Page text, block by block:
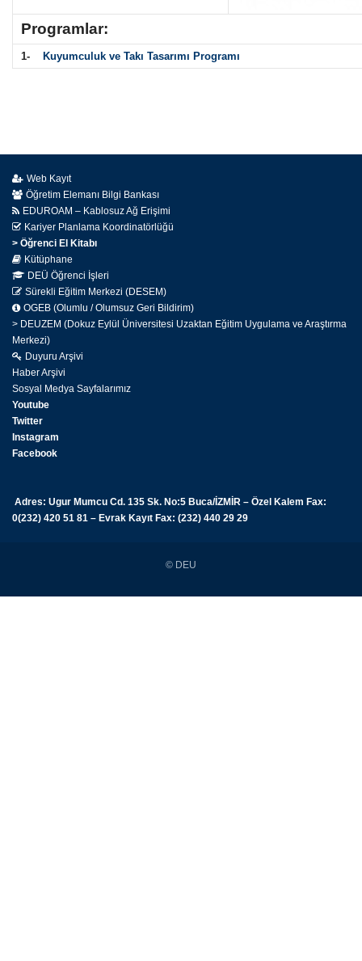
Programlar:
1- Kuyumculuk ve Takı Tasarımı Programı
Web Kayıt
Öğretim Elemanı Bilgi Bankası
EDUROAM – Kablosuz Ağ Erişimi
Kariyer Planlama Koordinatörlüğü
> Öğrenci El Kitabı
Kütüphane
DEÜ Öğrenci İşleri
Sürekli Eğitim Merkezi (DESEM)
OGEB (Olumlu / Olumsuz Geri Bildirim)
> DEUZEM (Dokuz Eylül Üniversitesi Uzaktan Eğitim Uygulama ve Araştırma
Merkezi)
Duyuru Arşivi
Haber Arşivi
Sosyal Medya Sayfalarımız
Youtube
Twitter
Instagram
Facebook
Adres: Ugur Mumcu Cd. 135 Sk. No:5 Buca/İZMİR – Özel Kalem Fax:
0(232) 420 51 81 – Evrak Kayıt Fax: (232) 440 29 29
© DEU